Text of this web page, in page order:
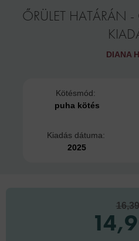
ŐRÜLET HATÁRÁN -
DIANA
Kötésmód:
puha kötés
Kiadás dátuma:
2025